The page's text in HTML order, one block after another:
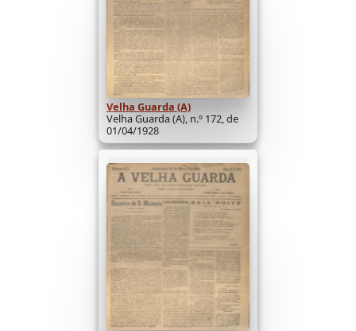
Velha Guarda (A)
Velha Guarda (A), n.º 172, de
01/04/1928